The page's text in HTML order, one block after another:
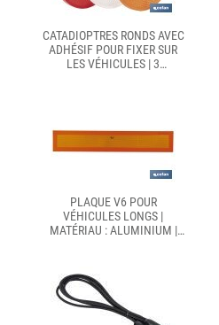
CATADIOPTRES RONDS AVEC
ADHÉSIF POUR FIXER SUR
LES VÉHICULES | 3
PLAQUE V6 POUR
VÉHICULES LONGS |
MATÉRIAU : ALUMINIUM |
HOMOLOGUÉE | FACILE À
INSTALLER | DISPONIBLE EN
PLUSIEURS DIMENSIONS